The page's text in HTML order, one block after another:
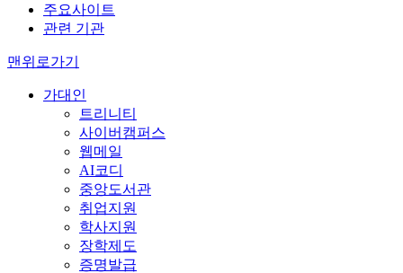
주요사이트
관련 기관
맨위로가기
가대인
트리니티
사이버캠퍼스
웹메일
AI코디
중앙도서관
취업지원
학사지원
장학제도
증명발급